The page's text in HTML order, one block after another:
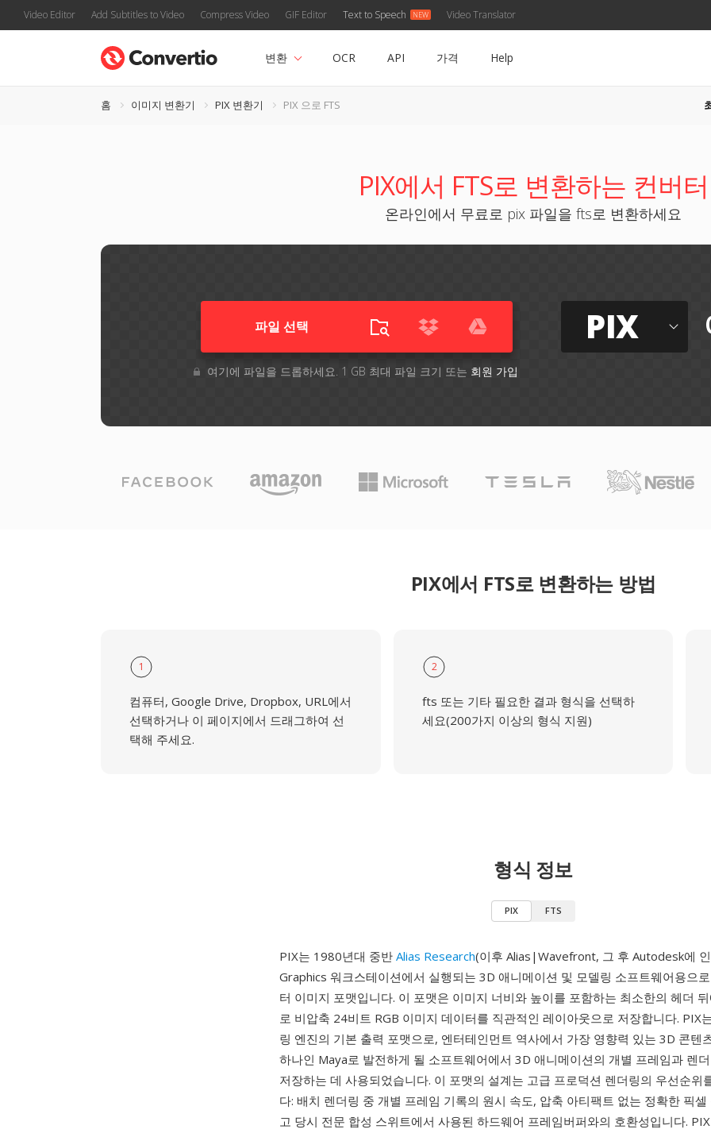
Video Editor Add Subtitles to Video Compress Video GIF Editor Text to Speech Video Translator
변환 OCR API 가격 Help
홈 이미지 변환기 PIX 변환기 PIX 으로 FTS
PIX에서 FTS로 변환하는 컨버터
온라인에서 무료로 pix 파일을 fts로 변환하세요
파일 선택
여기에 파일을 드롭하세요. 1 GB 최대 파일 크기 또는 회원 가입
PIX
PIX에서 FTS로 변환하는 방법
1
컴퓨터, Google Drive, Dropbox, URL에서
선택하거나 이 페이지에서 드래그하여 선
택해 주세요.
2
fts 또는 기타 필요한 결과 형식을 선택하
세요(200가지 이상의 형식 지원)
형식 정보
PIX FTS
PIX는 1980년대 중반 Alias Research(이후 Alias|Wavefront, 그 후 Autodesk에 인
Graphics 워크스테이션에서 실행되는 3D 애니메이션 및 모델링 소프트웨어용으
터 이미지 포맷입니다. 이 포맷은 이미지 너비와 높이를 포함하는 최소한의 헤더
로 비압축 24비트 RGB 이미지 데이터를 직관적인 레이아웃으로 저장합니다. PIX
링 엔진의 기본 출력 포맷으로, 엔터테인먼트 역사에서 가장 영향력 있는 3D 콘텐
하나인 Maya로 발전하게 될 소프트웨어에서 3D 애니메이션의 개별 프레임과 렌
저장하는 데 사용되었습니다. 이 포맷의 설계는 고급 프로덕션 렌더링의 우선순위
다: 배치 렌더링 중 개별 프레임 기록의 원시 속도, 압축 아티팩트 없는 정확한 픽셀
고 당시 전문 합성 스위트에서 사용된 하드웨어 프레임버퍼와의 호환성입니다.